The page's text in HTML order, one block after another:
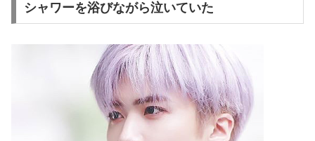
シャワーを浴びながら泣いていた